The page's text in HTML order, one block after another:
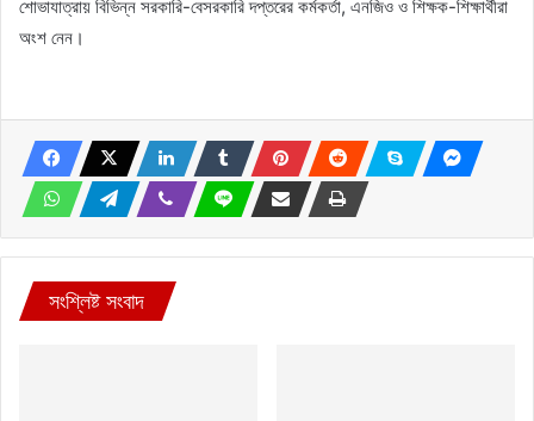
শোভাযাত্রায় বিভিন্ন সরকারি-বেসরকারি দপ্তরের কর্মকর্তা, এনজিও ও শিক্ষক-শিক্ষার্থীরা
অংশ নেন।
সংশ্লিষ্ট সংবাদ